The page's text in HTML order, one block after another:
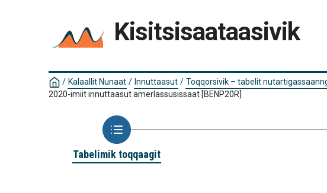
Kisitsisaataasivik
/ Kalaallit Nunaat / Innuttaasut / Toqqorsivik – tabelit
2020-imiit innuttaasut amerlassusissaat [BENP20R]
Tabelimik toqqaagit